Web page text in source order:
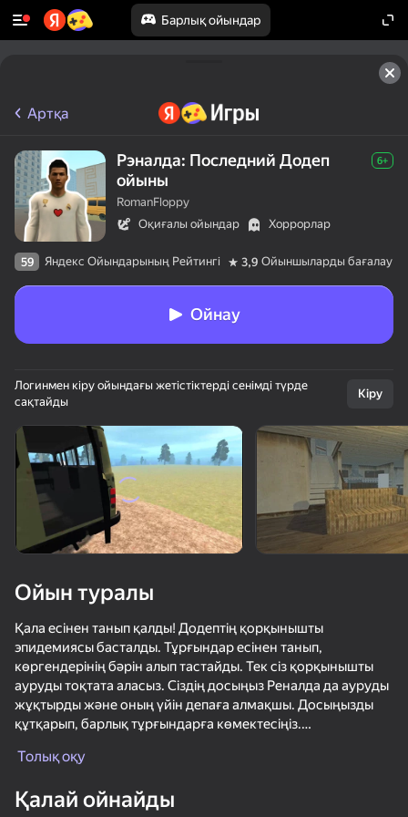
Барлық ойындар
Құрылғыны бұрыңыз
Ойын тек көлденең
Артқа
Рэналда: Последний Додеп
ойыны
6+
RomanFloppy
Оқиғалы ойындар
Хоррорлар
59 Яндекс Ойындарының Рейтингі 3,9 Ойыншыларды бағалау
Ойнау
Логинмен кіру ойындағы жетістіктерді сенімді түрде
сақтайды
Кіру
Ойын туралы
Қала есінен танып қалды! Додептің қорқынышты
эпидемиясы басталды. Тұрғындар есінен танып,
көргендерінің бәрін алып тастайды. Тек сіз қорқынышты
ауруды тоқтата аласыз. Сіздің досыңыз Реналда да ауруды
жұқтырды және оның үйін депаға алмақшы. Досыңызды
құтқарып, барлық тұрғындарға көмектесіңіз.
көмектесуге, тапсырмаларын орындауға, орындарды
әдемі көл, Реналда сарайы, гараждар және тағы басқалар!
Толық оқу
Қалай ойнайды